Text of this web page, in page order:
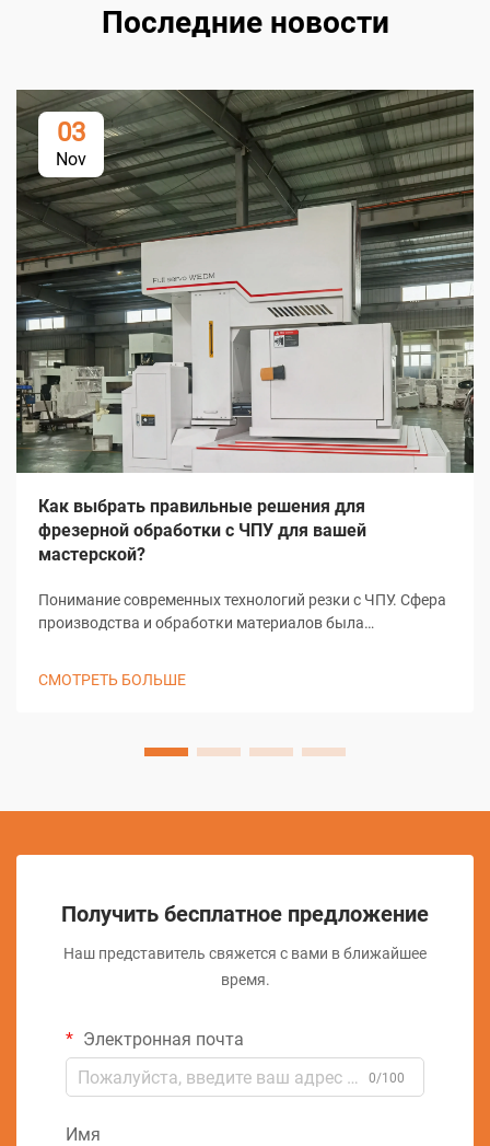
Последние новости
03
Nov
Как выбрать правильные решения для
фрезерной обработки с ЧПУ для вашей
мастерской?
Понимание современных технологий резки с ЧПУ. Сфера
производства и обработки материалов была
СМОТРЕТЬ БОЛЬШЕ
Получить бесплатное предложение
Наш представитель свяжется с вами в ближайшее
время.
Электронная почта
0/100
Имя